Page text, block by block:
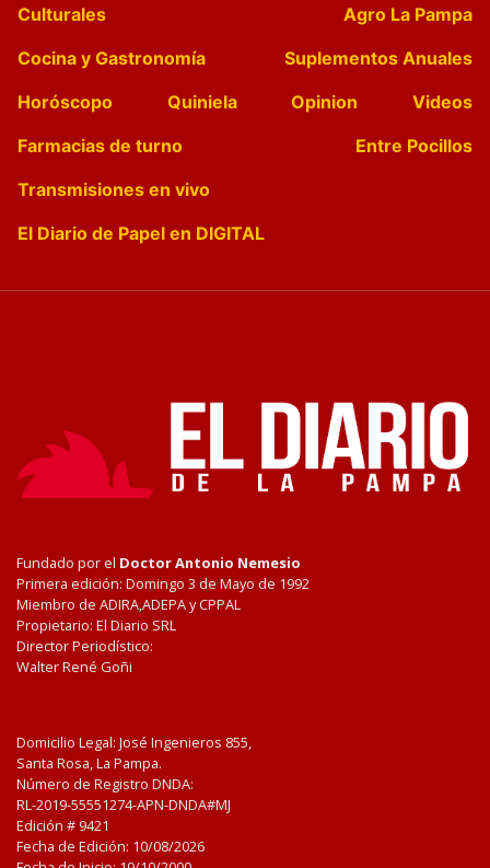
Culturales
Agro La Pampa
Cocina y Gastronomía
Suplementos Anuales
Horóscopo
Quiniela Opinion
Videos
Farmacias de turno
Entre Pocillos
Transmisiones en vivo
El Diario de Papel en DIGITAL
Fundado por el Doctor Antonio Nemesio
Primera edición: Domingo 3 de Mayo de 1992
Miembro de ADIRA,ADEPA y CPPAL
Propietario: El Diario SRL
Director Periodístico:
Walter René Goñi
Domicilio Legal: José Ingenieros 855,
Santa Rosa, La Pampa.
Número de Registro DNDA:
RL-2019-55551274-APN-DNDA#MJ
Edición # 9421
Fecha de Edición: 10/08/2026